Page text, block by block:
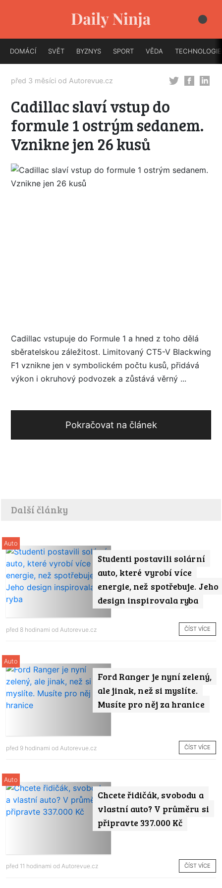
DOMÁCÍ SVĚT BYZNYS SPORT VĚDA TECHNOLOGIE
před 3 měsíci od Autorevue.cz
Cadillac slaví vstup do
formule 1 ostrým sedanem.
Vznikne jen 26 kusů
Cadillac vstupuje do Formule 1 a hned z toho dělá
sběratelskou záležitost. Limitovaný CT5-V Blackwing
F1 vznikne jen v symbolickém počtu kusů, přidává
výkon i okruhový podvozek a zůstává věrný ...
Pokračovat na článek
Další články
Studenti postavili solární
auto, které vyrobí více
energie, než spotřebuje. Jeho
design inspirovala ryba
Auto
před 8 hodinami od Autorevue.cz ČÍST VÍCE
Ford Ranger je nyní zelený,
ale jinak, než si myslíte.
Musíte pro něj za hranice
Auto
před 9 hodinami od Autorevue.cz ČÍST VÍCE
Chcete řidičák, svobodu a
vlastní auto? V průměru si
připravte 337.000 Kč
Auto
před 11 hodinami od Autorevue.cz ČÍST VÍCE